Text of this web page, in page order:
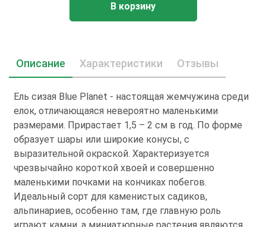
В корзину
Описание Характеристики Отзывы
Ель сизая Blue Planet - настоящая жемчужина среди
елок, отличающаяся невероятно маленькими
размерами. Прирастает 1,5 – 2 см в год. По форме
образует шары или широкие конусы, с
выразительной окраской. Характеризуется
чрезвычайно короткой хвоей и совершенно
маленькими почками на кончиках побегов.
Идеальный сорт для каменистых садиков,
альпинариев, особенно там, где главную роль